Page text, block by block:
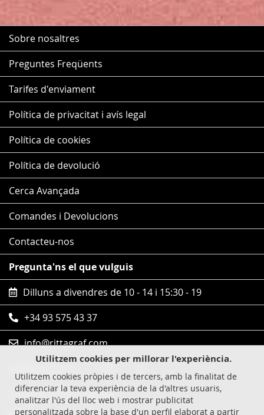
Utilitzem cookies per millorar l'experiència.
Utilitzem cookies pròpies i de tercers, amb la finalitat de
diferenciar la teva experiència de la d'altres usuaris,
analitzar l'ús del lloc web i mostrar publicitat
personalitzada sobre la base d'un perfil elaborat a partir
Sobre nosaltres
Preguntes Freqüents
Tarifes d'enviament
Política de privacitat i avís legal
Política de cookies
Política de devolució
Cerca Avançada
Comandes i Devolucions
Contacteu-nos
Pregunta'ns el que vulguis
Dilluns a divendres de 10 - 14 i 15:30 - 19
+34 93 575 43 37
info@rittagraf.com
Compres 100% segures